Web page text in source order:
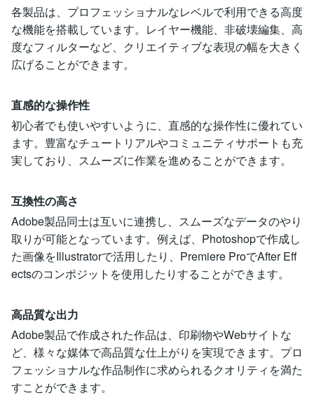
各製品は、プロフェッショナルなレベルで利用できる高度
な機能を搭載しています。レイヤー機能、非破壊編集、高
度なフィルターなど、クリエイティブな表現の幅を大きく
広げることができます。
直感的な操作性
初心者でも使いやすいように、直感的な操作性に優れてい
ます。豊富なチュートリアルやコミュニティサポートも充
実しており、スムーズに作業を進めることができます。
互換性の高さ
Adobe製品同士は互いに連携し、スムーズなデータのやり
取りが可能となっています。例えば、Photoshopで作成し
た画像をIllustratorで活用したり、Premiere ProでAfter Eff
ectsのコンポジットを使用したりすることができます。
高品質な出力
Adobe製品で作成された作品は、印刷物やWebサイトな
ど、様々な媒体で高品質な仕上がりを実現できます。プロ
フェッショナルな作品制作に求められるクオリティを満た
すことができます。